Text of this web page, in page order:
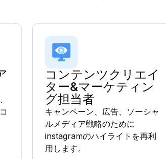
コンテンツクリエイ
ター&マーケティン
グ担当者
キャンペーン、広告、ソーシャ
ルメディア戦略のために
instagramのハイライトを再利
用します。